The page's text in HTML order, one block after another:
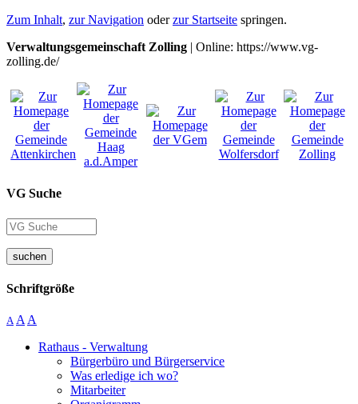
Zum Inhalt, zur Navigation oderzur Startseite springen.
Verwaltungsgemeinschaft Zolling | Online: https://www.vg-
zolling.de/
VG Suche
suchen
Schriftgröße
A A A
Rathaus - Verwaltung
Bürgerbüro und Bürgerservice
Was erledige ich wo?
Mitarbeiter